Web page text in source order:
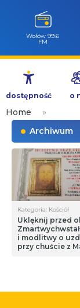
Przejdź
treści
Wołów 99.6
FM
dostępność o
Home
»
Archiwum
Kategoria: Kościół
Uklęknij przed
i modlitwy o
przy chuście z